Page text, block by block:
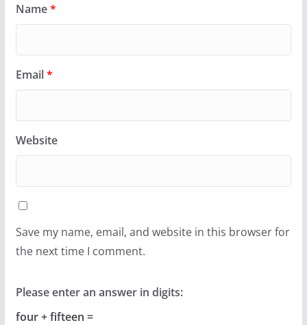
Name*
Email*
Website
Save my name, email, and website in this browser for
the next time I comment.
Please enter an answer in digits:
four + fifteen =